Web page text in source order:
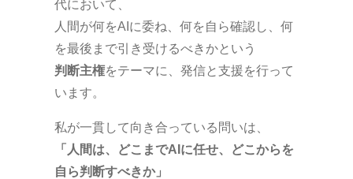
代において、
人間が何をAIに委ね、何を自ら確認し、何
を最後まで引き受けるべきかという
判断主権をテーマに、発信と支援を行って
います。
私が一貫して向き合っている問いは、
「人間は、どこまでAIに任せ、どこからを
自ら判断すべきか」